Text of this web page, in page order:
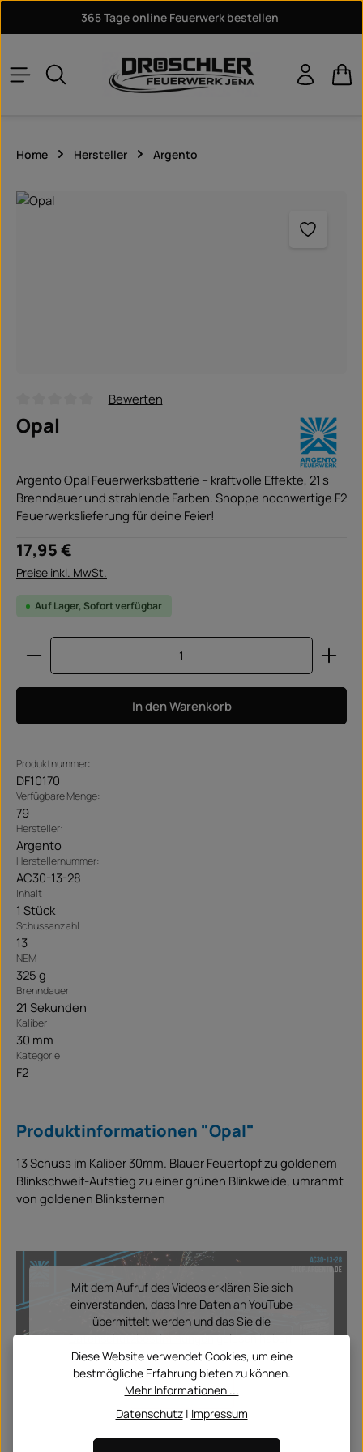
Zum Hauptinhalt springen365 Tage online Feuerwerk bestellen
Home Hersteller Argento
Bildergalerie überspringen
Durchschnittliche Bewertung von 0 von 5 Sternen
Bewerten
Opal
Argento Opal Feuerwerksbatterie – kraftvolle Effekte, 21 s
Brenndauer und strahlende Farben. Shoppe hochwertige F2
Feuerwerkslieferung für deine Feier!
Regulärer Preis:
17,95 €
Preise inkl. MwSt.
Auf Lager, Sofort verfügbar
Produkt Anzahl: Gib den gewünschten Wert ein
In den Warenkorb
Produktnummer:
DF10170
Verfügbare Menge:
79
Hersteller:
Argento
Herstellernummer:
AC30-13-28
Inhalt
1 Stück
Schussanzahl
13
NEM
325 g
Brenndauer
21 Sekunden
Kaliber
30 mm
Kategorie
F2
Produktinformationen "Opal"
13 Schuss im Kaliber 30mm. Blauer Feuertopf zu goldenem
Blinkschweif-Aufstieg zu einer grünen Blinkweide, umrahmt
von goldenen Blinksternen
Mit dem Aufruf des Videos erklären Sie sich
einverstanden, dass Ihre Daten an YouTube
übermittelt werden und das Sie die
Datenschutzbestimmungengelesen haben.
Akzeptieren
Diese Website verwendet Cookies, um eine
bestmögliche Erfahrung bieten zu können.
Mehr Informationen ...
Datenschutz| Impressum